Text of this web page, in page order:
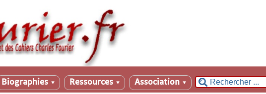
Biographies ▼ Ressources ▼ Association ▼